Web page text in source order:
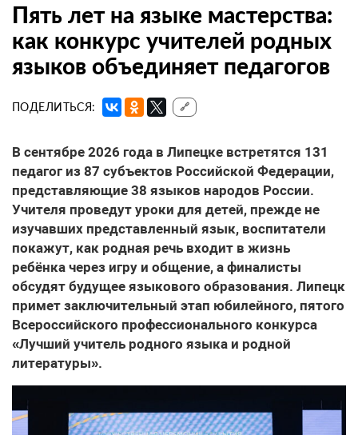
Пять лет на языке мастерства:
как конкурс учителей родных
языков объединяет педагогов
ПОДЕЛИТЬСЯ: 🔗
В сентябре 2026 года в Липецке встретятся 131
педагог из 87 субъектов Российской Федерации,
представляющие 38 языков народов России.
Учителя проведут уроки для детей, прежде не
изучавших представленный язык, воспитатели
покажут, как родная речь входит в жизнь
ребёнка через игру и общение, а финалисты
обсудят будущее языкового образования. Липецк
примет заключительный этап юбилейного, пятого
Всероссийского профессионального конкурса
«Лучший учитель родного языка и родной
литературы».